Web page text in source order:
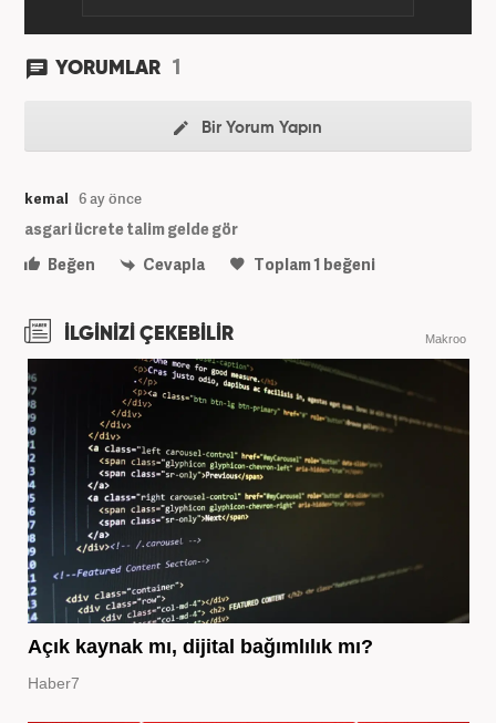
YORUMLAR 1
Bir Yorum Yapın
kemal 6 ay önce
asgari ücrete talim gelde gör
Beğen
Cevapla Toplam1 beğeni
İLGİNİZİ ÇEKEBİLİR Makroo
Açık kaynak mı, dijital bağımlılık mı?
Haber7